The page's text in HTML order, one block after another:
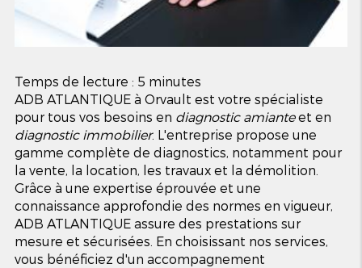
Temps de lecture : 5 minutes
ADB ATLANTIQUE à Orvault est votre spécialiste
pour tous vos besoins en diagnostic amianteet en
diagnostic immobilier. L'entreprise propose une
gamme complète de diagnostics, notamment pour
la vente, la location, les travaux et la démolition.
Grâce à une expertise éprouvée et une
connaissance approfondie des normes en vigueur,
ADB ATLANTIQUE assure des prestations sur
mesure et sécurisées. En choisissant nos services,
vous bénéficiez d'un accompagnement